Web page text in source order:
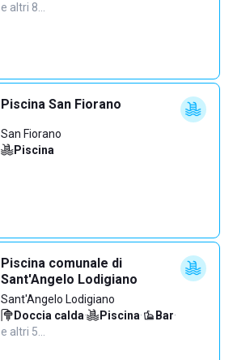
e altri 8…
Piscina San Fiorano
San Fiorano
Piscina
Piscina comunale di
Sant'Angelo Lodigiano
Sant'Angelo Lodigiano
Doccia calda· Piscina· Bar·
e altri 5…